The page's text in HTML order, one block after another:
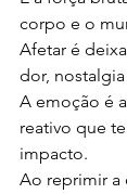
corpo e o
Afetar é
dor,
A emoção é
reativo que
impacto.
Ao reprimir a